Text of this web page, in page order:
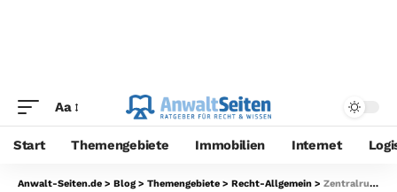
Aa
Start Themengebiete Immobilien Internet
Anwalt-Seiten.de > Blog > Themengebiete > Recht-Allgemein > Zentralruf der Autoversicherer: Alles, was Sie wissen müssen